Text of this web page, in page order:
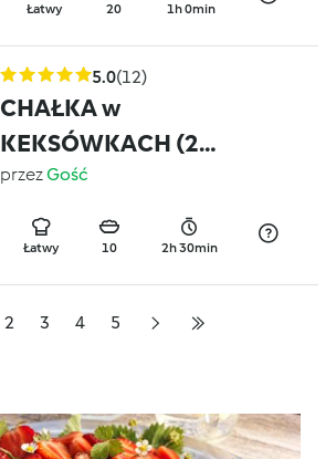
Łatwy 20 1h 0min
5.0(12)
CHAŁKA w
KEKSÓWKACH (2
sztuki)
przezGość
Łatwy 10 2h 30min
2 3 4 5